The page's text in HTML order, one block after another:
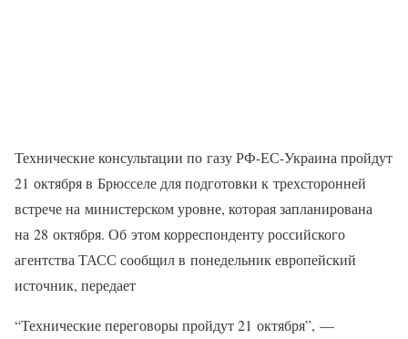
Технические консультации по газу РФ-ЕС-Украина пройдут
21 октября в Брюсселе для подготовки к трехсторонней
встрече на министерском уровне, которая запланирована
на 28 октября. Об этом корреспонденту российского
агентства ТАСС сообщил в понедельник европейский
источник, передает
“Технические переговоры пройдут 21 октября”, —